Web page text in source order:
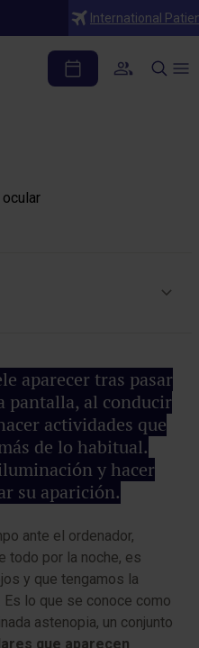
International
hacer para
ocular?
aparecer tras pasar
pantalla, al conducir
actividades que
de lo habitual.
y hacer
su aparición.
ante el ordenador,
todo por la noche, es
y que tengamos la
lo que se conoce como
astenopia, un conjunto
que aparecen